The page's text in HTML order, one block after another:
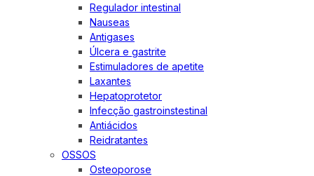
Regulador intestinal
Nauseas
Antigases
Úlcera e gastrite
Estimuladores de apetite
Laxantes
Hepatoprotetor
Infecção gastroinstestinal
Antiácidos
Reidratantes
OSSOS
Osteoporose